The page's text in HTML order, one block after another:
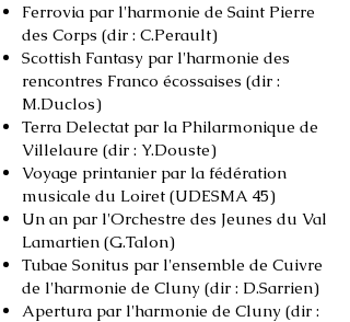
Ferrovia par l'harmonie de Saint Pierre
des Corps (dir : C.Perault)
Scottish Fantasy par l'harmonie des
rencontres Franco écossaises (dir :
M.Duclos)
Terra Delectat par la Philarmonique de
Villelaure (dir : Y.Douste)
Voyage printanier par la fédération
musicale du Loiret (UDESMA 45)
Un an par l'Orchestre des Jeunes du Val
Lamartien (G.Talon)
Tubae Sonitus par l'ensemble de Cuivre
de l'harmonie de Cluny (dir : D.Sarrien)
Apertura par l'harmonie de Cluny (dir :